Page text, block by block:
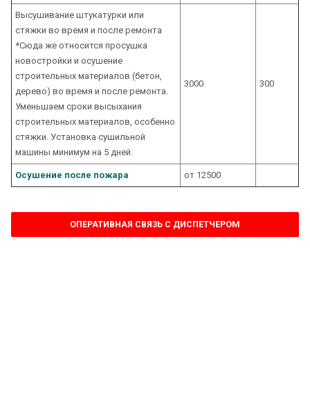
Высушивание штукатурки или
стяжки во время и после ремонта
*Сюда же относится просушка
новостройки и осушение
строительных материалов (бетон,
дерево) во время и после ремонта.
Уменьшаем сроки высыхания
строительных материалов, особенно
стяжки. Установка сушильной
машины минимум на 5 дней.
3000 300
Осушение после пожара от 12500
ОПЕРАТИВНАЯ СВЯЗЬ С ДИСПЕТЧЕРОМ